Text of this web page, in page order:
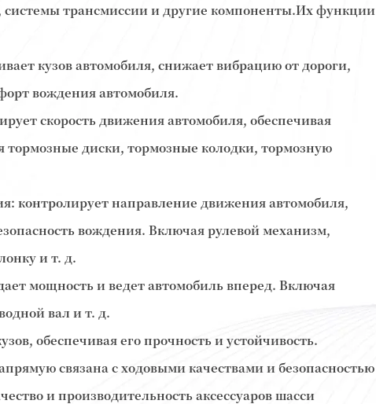
системы трансмиссии и другие компоненты.Их функции
кузов автомобиля, снижает вибрацию от дороги,
вождения автомобиля.
скорость движения автомобиля, обеспечивая
тормозные диски, тормозные колодки, тормозную
контролирует направление движения автомобиля,
вождения. Включая рулевой механизм,
и т. д.
мощность и ведет автомобиль вперед. Включая
вал и т. д.
обеспечивая его прочность и устойчивость.
связана с ходовыми качествами и безопасностью
и производительность аксессуаров шасси